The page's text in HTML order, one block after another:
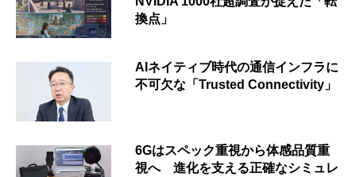
換点」
AIネイティブ時代の通信インフラに
不可欠な「Trusted Connectivity」
6Gはスペック重視から体感品質重
視へ 進化を支える正確なシミュレ